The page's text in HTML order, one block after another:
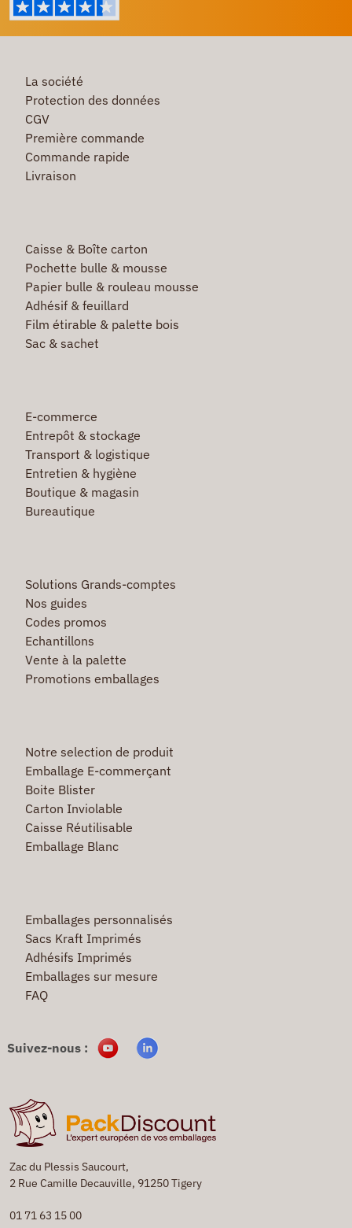
Zac du Plessis Saucourt,
2 Rue Camille Decauville, 91250 Tigery
01 71 63 15 00
La société
Protection des données
CGV
Première commande
Commande rapide
Livraison
Caisse & Boîte carton
Pochette bulle & mousse
Papier bulle & rouleau mousse
Adhésif & feuillard
Film étirable & palette bois
Sac & sachet
E-commerce
Entrepôt & stockage
Transport & logistique
Entretien & hygiène
Boutique & magasin
Bureautique
Solutions Grands-comptes
Nos guides
Codes promos
Echantillons
Vente à la palette
Promotions emballages
Notre selection de produit
Emballage E-commerçant
Boite Blister
Carton Inviolable
Caisse Réutilisable
Emballage Blanc
Emballages personnalisés
Sacs Kraft Imprimés
Adhésifs Imprimés
Emballages sur mesure
FAQ
Suivez-nous :